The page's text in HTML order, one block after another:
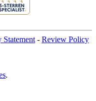
Statement - Review Policy
.